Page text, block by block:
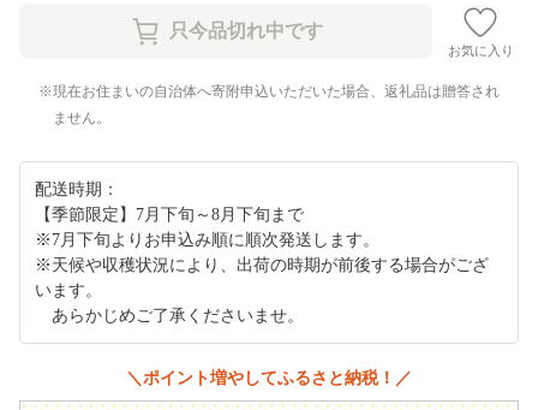
お気に入り
現在お住まいの自治体へ寄附申込いただいた場合、返礼品は贈答され
ません。
配送時期：
【季節限定】7月下旬～8月下旬まで
※7月下旬よりお申込み順に順次発送します。
※天候や収穫状況により、出荷の時期が前後する場合がござ
います。
あらかじめご了承くださいませ。
＼ポイント増やしてふるさと納税！／